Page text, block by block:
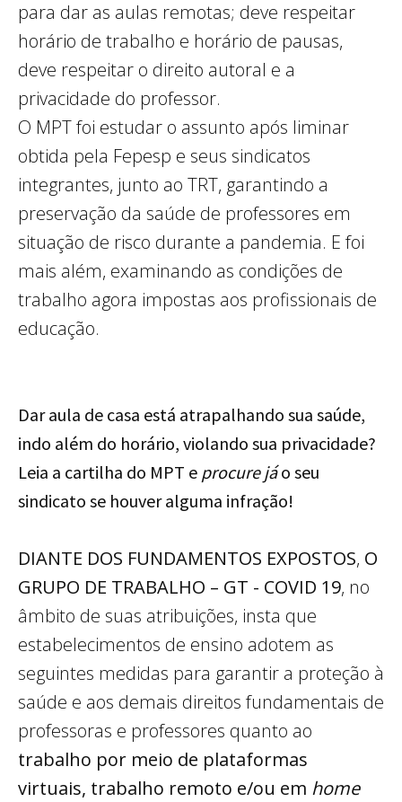
para dar as aulas remotas; deve respeitar
horário de trabalho e horário de pausas,
deve respeitar o direito autoral e a
privacidade do professor.
O MPT foi estudar o assunto após liminar
obtida pela Fepesp e seus sindicatos
integrantes, junto ao TRT, garantindo a
preservação da saúde de professores em
situação de risco durante a pandemia. E foi
mais além, examinando as condições de
trabalho agora impostas aos profissionais de
educação.
Dar aula de casa está atrapalhando sua saúde,
indo além do horário, violando sua privacidade?
Leia a cartilha do MPT e procure jáo seu
sindicato se houver alguma infração!
DIANTE DOS FUNDAMENTOS EXPOSTOS, O
GRUPO DE TRABALHO – GT - COVID 19, no
âmbito de suas atribuições, insta que
estabelecimentos de ensino adotem as
seguintes medidas para garantir a proteção à
saúde e aos demais direitos fundamentais de
professoras e professores quanto ao
trabalho por meio de plataformas
virtuais, trabalho remoto e/ou em home